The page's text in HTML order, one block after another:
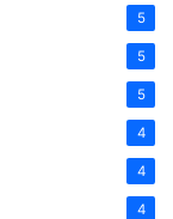
5
5
5
4
4
4